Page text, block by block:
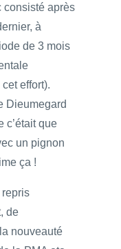
consisté après
à
de 3 mois
effort).
Dieumegard
c’était que
un pignon
ça !
repris
de
nouveauté